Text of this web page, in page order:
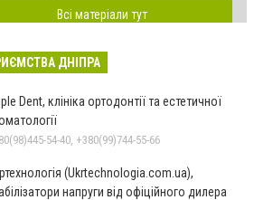
Всі матеріали тут
ДНІПРА
Dent, клініка ортодонтії та естетичної
54-40, +380(99)744-55-66
(Ukrtechnologia.com.ua),
напруги від офіційного дилера